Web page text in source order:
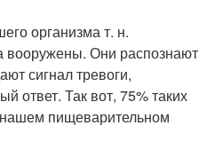
организма т. н.
вооружены. Они распознают
сигнал тревоги,
ответ. Так вот, 75% таких
пищеварительном